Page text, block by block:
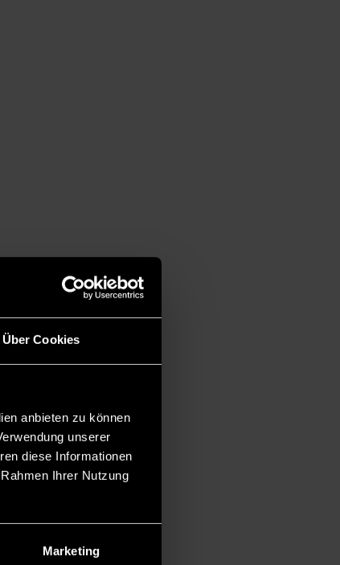
Über Cookies
anbieten zu können
unserer
diese Informationen
Ihrer Nutzung
Marketing